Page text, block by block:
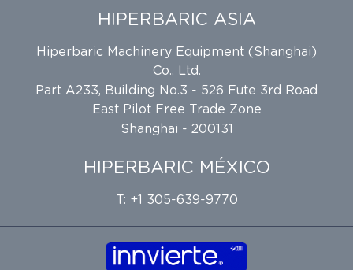
HIPERBARIC ASIA
Hiperbaric Machinery Equipment (Shanghai)
Co., Ltd.
Part A233, Building No.3 - 526 Fute 3rd Road
East Pilot Free Trade Zone
Shanghai - 200131
HIPERBARIC MÉXICO
T: +1 305-639-9770